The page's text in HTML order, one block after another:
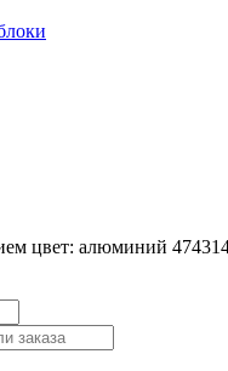
цвет: алюминий